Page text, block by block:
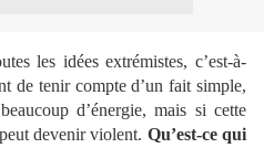
les idées extrémistes, c’est-à-
de tenir compte d’un fait simple,
d’énergie, mais si cette
devenir violent. Qu’est-ce qui